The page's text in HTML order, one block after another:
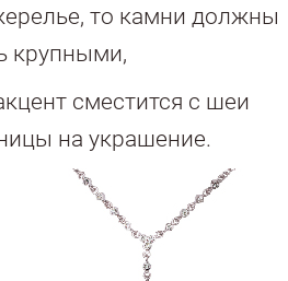
то камни должны
крупными,
сместится с шеи
на украшение.